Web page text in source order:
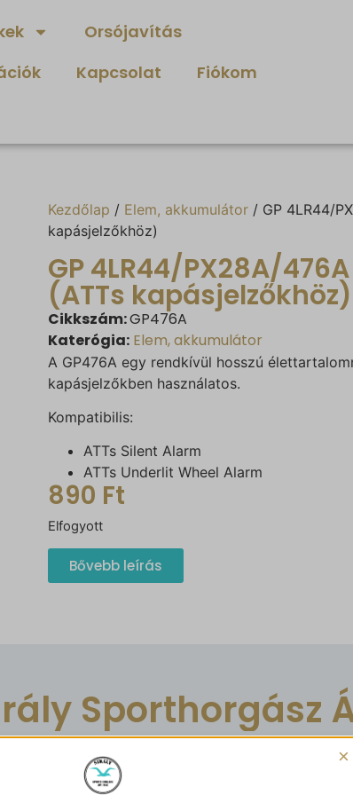
Orsójavítás
Kapcsolat Fiókom
Kezdőlap / Elem, akkumulátor / GP 4LR44/
kapásjelzőkhöz)
GP 4LR44/PX28A/
(ATTs kapásjelzőkhöz)
Cikkszám:GP476A
Katerógia: Elem, akkumulátor
A GP476A egy rendkívül hosszú
kapásjelzőkben használatos.
Kompatibilis:
ATTs Silent Alarm
ATTs Underlit Wheel Alarm
890 Ft
Elfogyott
Bővebb leírás
Sporthorgász
×